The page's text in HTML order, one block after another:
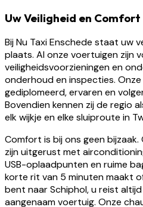
Uw Veiligheid en
Bij Nu Taxi Enschede staat uw
plaats. Al onze voertuigen zijn
veiligheidsvoorzieningen en
onderhoud en inspecties.
gediplomeerd, ervaren en
Bovendien kennen zij de regio
elk wijkje en elke sluiproute in
Comfort is bij ons geen
zijn uitgerust met
USB-oplaadpunten en ruime
korte rit van 5 minuten maakt
bent naar Schiphol, u reist
aangenaam voertuig. Onze